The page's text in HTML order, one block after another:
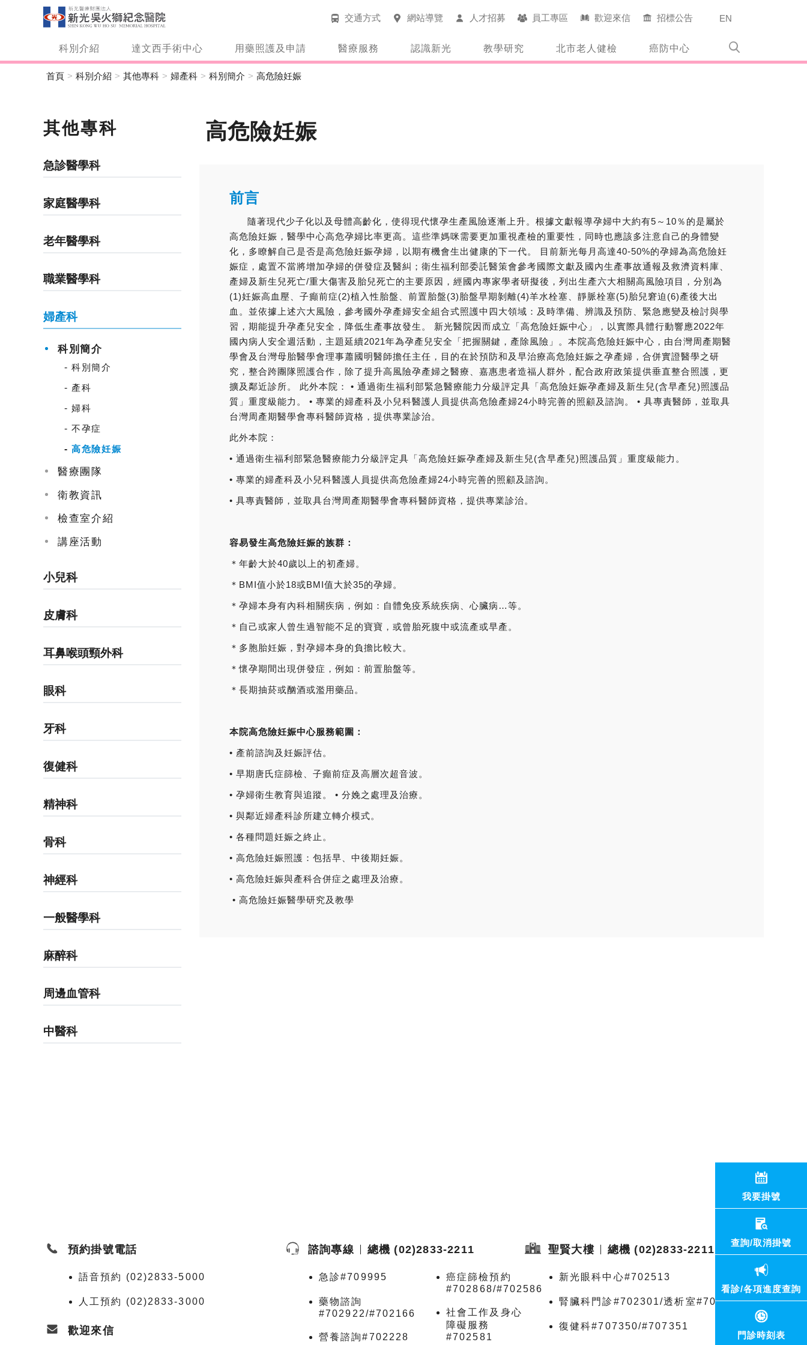
交通方式 網站導覽 人才招募 員工專區 歡迎來信 招標公告 EN
科別介紹 達文西手術中心 用藥照護及申請 醫療服務 認識新光 教學研究 北市老人健檢 癌防中心
首頁 科別介紹 其他專科 婦產科 科別簡介 高危險妊娠
其他專科
急診醫學科
家庭醫學科
老年醫學科
職業醫學科
婦產科
科別簡介
科別簡介
產科
婦科
不孕症
高危險妊娠
醫療團隊
衛教資訊
檢查室介紹
講座活動
小兒科
皮膚科
耳鼻喉頭頸外科
眼科
牙科
復健科
精神科
骨科
神經科
一般醫學科
麻醉科
周邊血管科
中醫科
我要掛號
查詢/取消掛號
看診/各項進度查詢
門診時刻表
高危險妊娠
前言
隨著現代少子化以及母體高齡化，使得現代懷孕生產風險逐漸上升。根據文獻報導孕婦中大約有5～10％的是屬於
高危險妊娠，醫學中心高危孕婦比率更高。這些準媽咪需要更加重視產檢的重要性，同時也應該多注意自己的身體變
化，多瞭解自己是否是高危險妊娠孕婦，以期有機會生出健康的下一代。 目前新光每月高達40-50%的孕婦為高危險妊
娠症，處置不當將增加孕婦的併發症及醫糾；衛生福利部委託醫策會參考國際文獻及國內生產事故通報及救濟資料庫、
產婦及新生兒死亡/重大傷害及胎兒死亡的主要原因，經國內專家學者研擬後，列出生產六大相關高風險項目，分別為
(1)妊娠高血壓、子癲前症(2)植入性胎盤、前置胎盤(3)胎盤早期剝離(4)羊水栓塞、靜脈栓塞(5)胎兒窘迫(6)產後大出
血。並依據上述六大風險，參考國外孕產婦安全組合式照護中四大領域：及時準備、辨識及預防、緊急應變及檢討與學
習，期能提升孕產兒安全，降低生產事故發生。 新光醫院因而成立「高危險妊娠中心」，以實際具體行動響應2022年
國內病人安全週活動，主題延續2021年為孕產兒安全「把握關鍵，產除風險」。本院高危險妊娠中心，由台灣周產期醫
學會及台灣母胎醫學會理事蕭國明醫師擔任主任，目的在於預防和及早治療高危險妊娠之孕產婦，合併實證醫學之研
究，整合跨團隊照護合作，除了提升高風險孕產婦之醫療、嘉惠患者造福人群外，配合政府政策提供垂直整合照護，更
擴及鄰近診所。 此外本院： • 通過衛生福利部緊急醫療能力分級評定具「高危險妊娠孕產婦及新生兒(含早產兒)照護品
質」重度級能力。 • 專業的婦產科及小兒科醫護人員提供高危險產婦24小時完善的照顧及諮詢。 • 具專責醫師，並取具
台灣周產期醫學會專科醫師資格，提供專業診治。
此外本院：
• 通過衛生福利部緊急醫療能力分級評定具「高危險妊娠孕產婦及新生兒(含早產兒)照護品質」重度級能力。
• 專業的婦產科及小兒科醫護人員提供高危險產婦24小時完善的照顧及諮詢。
• 具專責醫師，並取具台灣周產期醫學會專科醫師資格，提供專業診治。
容易發生高危險妊娠的族群：
＊年齡大於40歲以上的初產婦。
＊BMI值小於18或BMI值大於35的孕婦。
＊孕婦本身有內科相關疾病，例如：自體免疫系統疾病、心臟病…等。
＊自己或家人曾生過智能不足的寶寶，或曾胎死腹中或流產或早產。
＊多胞胎妊娠，對孕婦本身的負擔比較大。
＊懷孕期間出現併發症，例如：前置胎盤等。
＊長期抽菸或酗酒或濫用藥品。
本院高危險妊娠中心服務範圍：
• 產前諮詢及妊娠評估。
• 早期唐氏症篩檢、子癲前症及高層次超音波。
• 孕婦衛生教育與追蹤。 • 分娩之處理及治療。
• 與鄰近婦產科診所建立轉介模式。
• 各種問題妊娠之終止。
• 高危險妊娠照護：包括早、中後期妊娠。
• 高危險妊娠與產科合併症之處理及治療。
• 高危險妊娠醫學研究及教學
預約掛號電話
語音預約 (02)2833-5000
人工預約 (02)2833-3000
歡迎來信
諮詢專線 總機 (02)2833-2211
急診#709995
藥物諮詢
#702922/#702166
營養諮詢#702228
癌症篩檢預約
#702868/#702586
社會工作及身心
障礙服務
#702581
聖賢大樓 總機 (02)2833-2211
新光眼科中心#702513
腎臟科門診#702301/透析室#703390
復健科#707350/#707351